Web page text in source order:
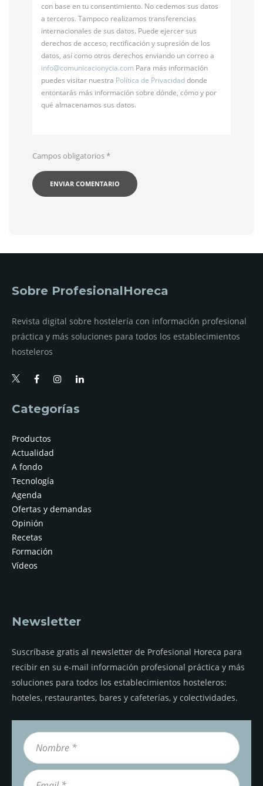
con base en tu consentimiento. No cedemos sus datos
a terceros. Tampoco realizamos transferencias
internacionales de sus datos. Puede ejercer sus
derechos de acceso, rectificación y supresión de los
datos, así como otros derechos enviando un correo a
info@comunicacionycia.com Para más información
puedes visitar nuestra Política de Privacidaddonde
entontarás más información sobre dónde, cómo y por
qué almacenamos sus datos.
Campos obligatorios*
Sobre ProfesionalHoreca
Revista digital sobre hostelería con información profesional
práctica y más soluciones para todos los establecimientos
hosteleros
Categorías
Productos
Actualidad
A fondo
Tecnología
Agenda
Ofertas y demandas
Opinión
Recetas
Formación
Vídeos
Newsletter
Suscríbase gratis al newsletter de Profesional Horeca para
recibir en su e-mail información profesional práctica y más
soluciones para todos los establecimientos hosteleros:
hoteles, restaurantes, bares y cafeterías, y colectividades.